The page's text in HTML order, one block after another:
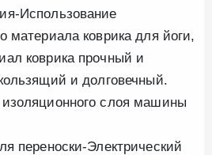
Использование
материала коврика для йоги,
коврика прочный и
и долговечный.
слоя машины
переноски-Электрический